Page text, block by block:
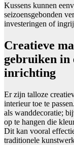
Kussens kunnen
seizoensgebonden
investeringen of
Creatieve
gebruiken in
inrichting
Er zijn talloze
interieur toe te
als wanddecoratie;
op te hangen die
Dit kan vooral
traditionele